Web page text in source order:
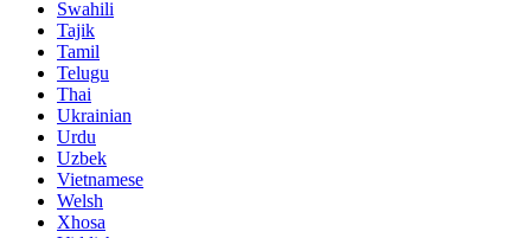
Swahili
Tajik
Tamil
Telugu
Thai
Ukrainian
Urdu
Uzbek
Vietnamese
Welsh
Xhosa